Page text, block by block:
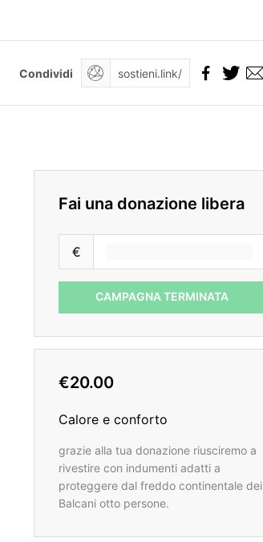
Condividi
Fai una donazione libera
€
CAMPAGNA TERMINATA
€20.00
Calore e conforto
grazie alla tua donazione riusciremo a
rivestire con indumenti adatti a
proteggere dal freddo continentale dei
Balcani otto persone.